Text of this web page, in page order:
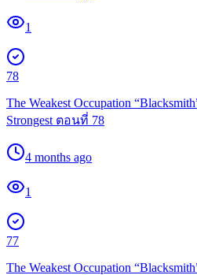
1
78
The Weakest Occupation
Strongest ตอนที่ 78
4 months ago
1
77
The Weakest Occupation